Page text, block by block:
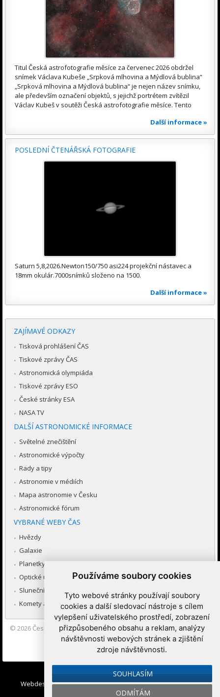
Používáme soubory cookies
Tyto webové stránky používají soubory
cookies a další sledovací nástroje s cílem
vylepšení uživatelského prostředí, zobrazení
přizpůsobeného obsahu a reklam, analýzy
návštěvnosti webových stránek a zjištění
zdroje návštěvnosti.
SOUHLASÍM
ODMÍTÁM
Titul Česká astrofotografie měsíce za červenec 2026 obdržel
snímek Václava Kubeše „Srpková mlhovina a Mýdlová bublina“
„Srpková mlhovina a Mýdlová bublina“ je nejen název snímku,
ale především označení objektů, s jejichž portrétem zvítězil
Václav Kubeš v soutěži Česká astrofotografie měsíce. Tento
Další informace »
POSLEDNÍ ČTENÁŘSKÁ FOTOGRAFIE
Saturn 5,8,2026.Newton150/750 asi224 projekční nástavec a
18mm okulár.7000snímků složeno na 1500.
Další informace »
ZAJÍMAVÉ ODKAZY
Tisková prohlášení ČAS
Tiskové zprávy ČAS
Astronomická olympiáda
Tiskové zprávy ESO
České stránky ESA
NASA TV
DALŠÍ ASTRONOMICKÉ INFORMACE
Světelné znečištění
Astronomické výpočty
Rady a tipy
Astronomie v médiích
Mapa astronomie v Česku
Astronomické fórum
VYBRANÉ WEBY ČAS
Hvězdy
Galaxie
Planetky
Optické úkazy v atmosféře
Sluneční soustava
Komety a meteory
© 2026 Česká astronomická společnost|Hvězdárna a planetárium
Brno spolupracuje se serverem Astro.cz
Webdesign:Medio interactive, Redakční systémIbis CMS: